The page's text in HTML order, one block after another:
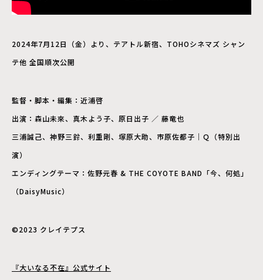
2024年7月12日（金）より、テアトル新宿、TOHOシネマズ シャン
テ他 全国順次公開
監督・脚本・編集：近浦啓
出演：森山未來、真木よう子、原日出子 ／ 藤竜也
三浦誠己、神野三鈴、利重剛、塚原大助、市原佐都子｜Ｑ（特別出
演）
エンディングテーマ：佐野元春 & THE COYOTE BAND「今、何処」
（DaisyMusic）
©2023 クレイテプス
『大いなる不在』公式サイト